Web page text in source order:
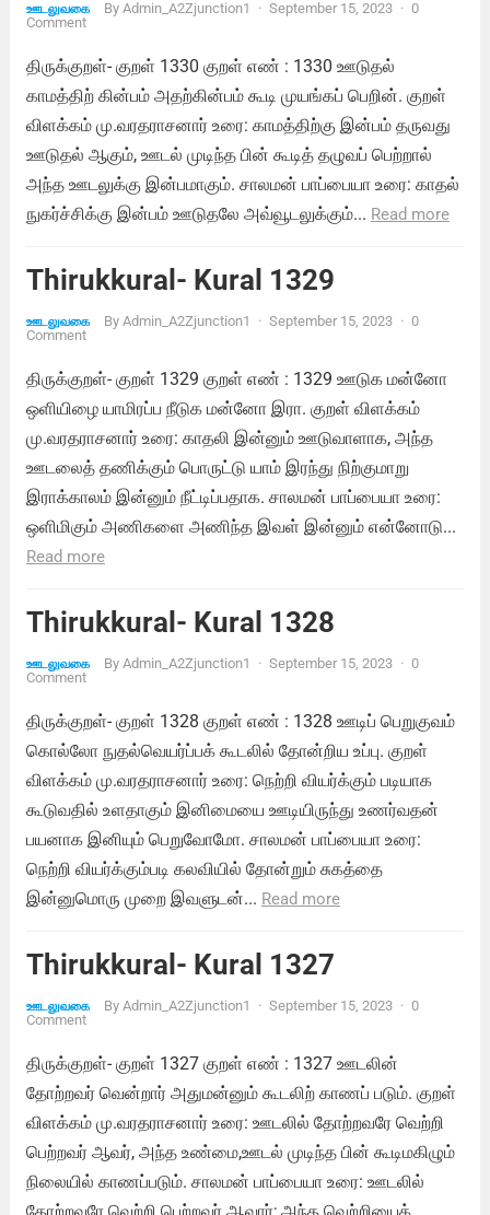
ஊடலுவகை By Admin_A2Zjunction1 · September 15, 2023 · 0
Comment
திருக்குறள்- குறள் 1330 குறள் எண் : 1330 ஊடுதல்
காமத்திற் கின்பம் அதற்கின்பம் கூடி முயங்கப் பெறின். குறள்
விளக்கம் மு.வரதராசனார் உரை: காமத்திற்கு இன்பம் தருவது
ஊடுதல் ஆகும், ஊடல் முடிந்த பின் கூடித் தழுவப் பெற்றால்
அந்த ஊடலுக்கு இன்பமாகும். சாலமன் பாப்பையா உரை: காதல்
நுகர்ச்சிக்கு இன்பம் ஊடுதலே அவ்வூடலுக்கும்... Read more
Thirukkural- Kural 1329
ஊடலுவகை By Admin_A2Zjunction1 · September 15, 2023 · 0
Comment
திருக்குறள்- குறள் 1329 குறள் எண் : 1329 ஊடுக மன்னோ
ஒளியிழை யாமிரப்ப நீடுக மன்னோ இரா. குறள் விளக்கம்
மு.வரதராசனார் உரை: காதலி இன்னும் ஊடுவாளாக, அந்த
ஊடலைத் தணிக்கும் பொருட்டு யாம் இரந்து நிற்குமாறு
இராக்காலம் இன்னும் நீட்டிப்பதாக. சாலமன் பாப்பையா உரை:
ஒளிமிகும் அணிகளை அணிந்த இவள் இன்னும் என்னோடு...
Read more
Thirukkural- Kural 1328
ஊடலுவகை By Admin_A2Zjunction1 · September 15, 2023 · 0
Comment
திருக்குறள்- குறள் 1328 குறள் எண் : 1328 ஊடிப் பெறுகுவம்
கொல்லோ நுதல்வெயர்ப்பக் கூடலில் தோன்றிய உப்பு. குறள்
விளக்கம் மு.வரதராசனார் உரை: நெற்றி வியர்க்கும் படியாக
கூடுவதில் உளதாகும் இனிமையை ஊடியிருந்து உணர்வதன்
பயனாக இனியும் பெறுவோமோ. சாலமன் பாப்பையா உரை:
நெற்றி வியர்க்கும்படி கலவியில் தோன்றும் சுகத்தை
இன்னுமொரு முறை இவளுடன்... Read more
Thirukkural- Kural 1327
ஊடலுவகை By Admin_A2Zjunction1 · September 15, 2023 · 0
Comment
திருக்குறள்- குறள் 1327 குறள் எண் : 1327 ஊடலின்
தோற்றவர் வென்றார் அதுமன்னும் கூடலிற் காணப் படும். குறள்
விளக்கம் மு.வரதராசனார் உரை: ஊடலில் தோற்றவரே வெற்றி
பெற்றவர் ஆவர், அந்த உண்மை,ஊடல் முடிந்த பின் கூடிமகிழும்
நிலையில் காணப்படும். சாலமன் பாப்பையா உரை: ஊடலில்